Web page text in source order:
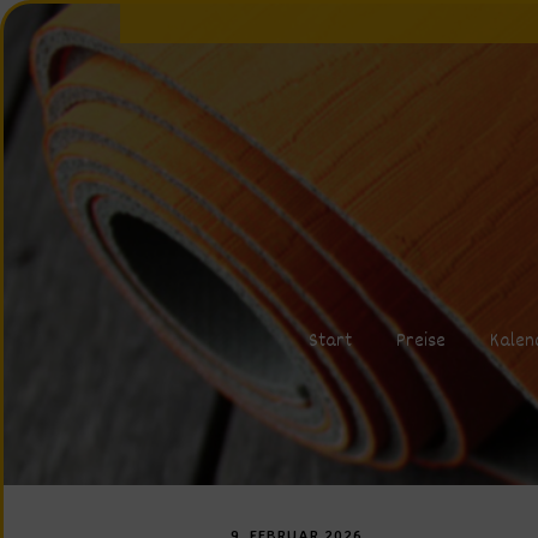
Start Preise